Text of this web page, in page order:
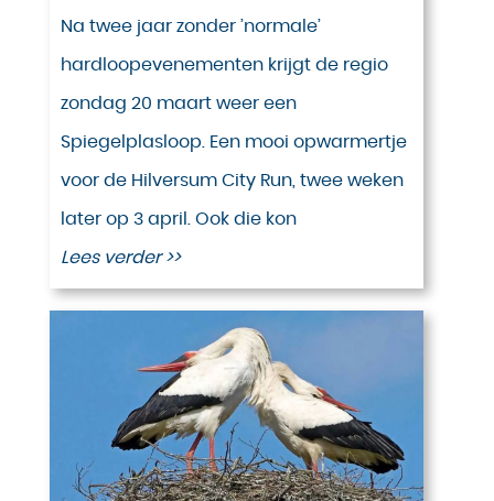
Na twee jaar zonder ’normale’
hardloopevenementen krijgt de regio
zondag 20 maart weer een
Spiegelplasloop. Een mooi opwarmertje
voor de Hilversum City Run, twee weken
later op 3 april. Ook die kon
Lees verder >>